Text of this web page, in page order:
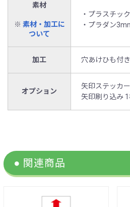
素材
※ 素材・加工に
ついて
・プラスチッ
・プラダン
加工 穴あけひも付き
オプション
矢印ステッカ
矢印刷り込み 1